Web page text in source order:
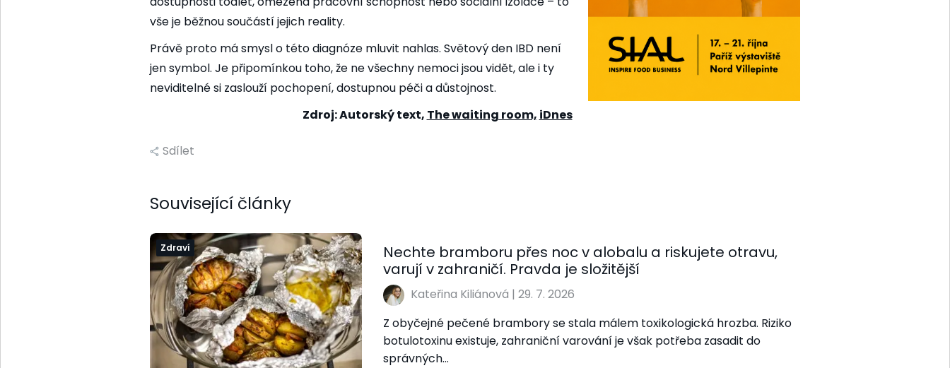
vše je běžnou součástí jejich reality.
Právě proto má smysl o této diagnóze mluvit nahlas. Světový den IBD není
jen symbol. Je připomínkou toho, že ne všechny nemoci jsou vidět, ale i ty
neviditelné si zaslouží pochopení, dostupnou péči a důstojnost.
Zdroj: Autorský text, The waiting room, iDnes
Sdílet
Související články
Zdraví
Nechte bramboru přes noc v alobalu a riskujete otravu,
varují v zahraničí. Pravda je složitější
Kateřina Kiliánová | 29. 7. 2026
Z obyčejné pečené brambory se stala málem toxikologická hrozba. Riziko
botulotoxinu existuje, zahraniční varování je však potřeba zasadit do
správných…